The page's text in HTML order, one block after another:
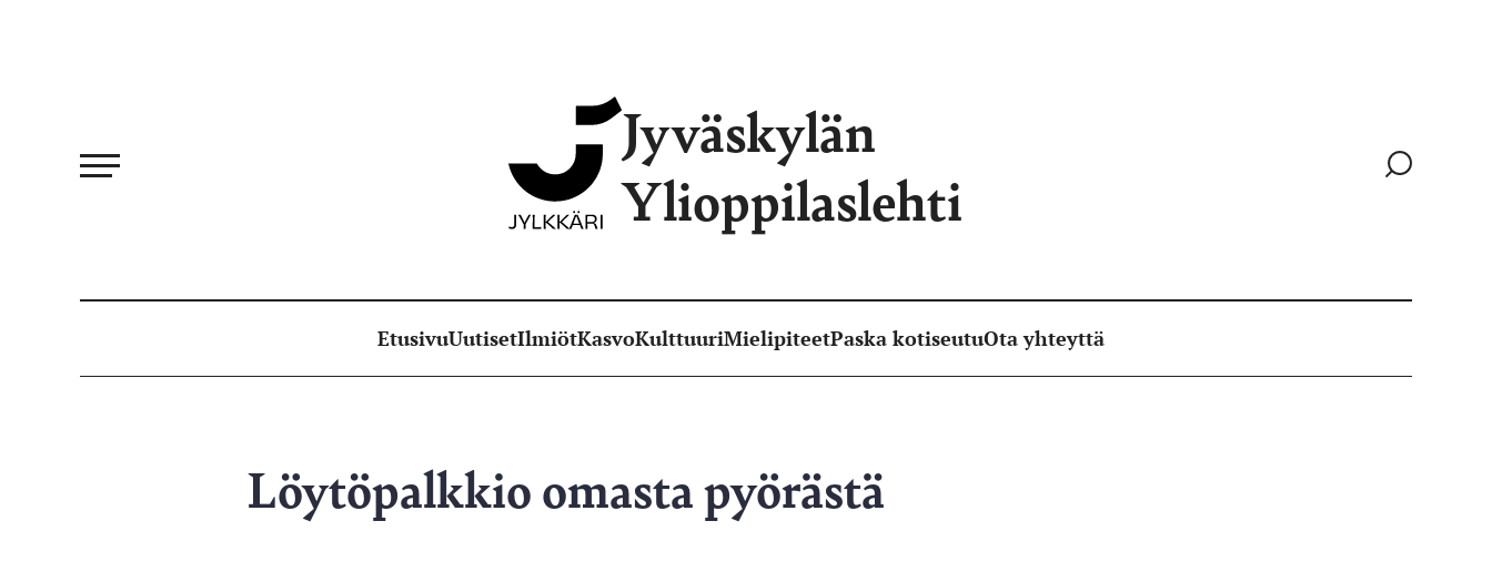
Jyväskylän
Ylioppilaslehti
Siirry
EtusivuUutisetIlmiötKasvoKulttuuriMielipiteetPaska kotiseutuOta yhteyttä
Löytöpalkkio omasta pyörästä